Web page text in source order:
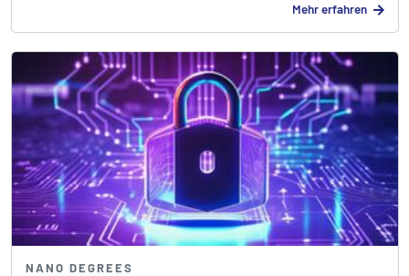
Mehr erfahren
NANO DEGREES